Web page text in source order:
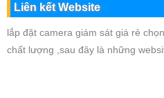
Liên kết Website
lắp đặt camera giám sát giá rẻ
chất lượng ,sau đây là những